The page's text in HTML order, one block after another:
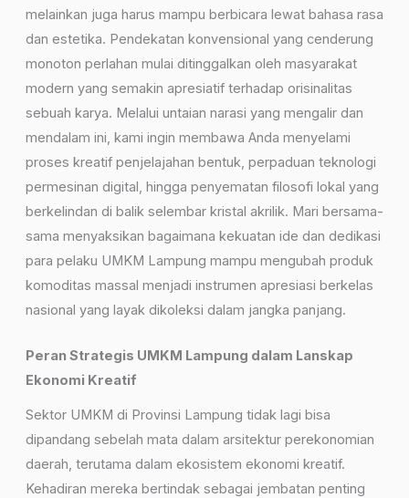
melainkan juga harus mampu berbicara lewat bahasa rasa
dan estetika. Pendekatan konvensional yang cenderung
monoton perlahan mulai ditinggalkan oleh masyarakat
modern yang semakin apresiatif terhadap orisinalitas
sebuah karya. Melalui untaian narasi yang mengalir dan
mendalam ini, kami ingin membawa Anda menyelami
proses kreatif penjelajahan bentuk, perpaduan teknologi
permesinan digital, hingga penyematan filosofi lokal yang
berkelindan di balik selembar kristal akrilik. Mari bersama-
sama menyaksikan bagaimana kekuatan ide dan dedikasi
para pelaku UMKM Lampung mampu mengubah produk
komoditas massal menjadi instrumen apresiasi berkelas
nasional yang layak dikoleksi dalam jangka panjang.
Peran Strategis UMKM Lampung dalam Lanskap
Ekonomi Kreatif
Sektor UMKM di Provinsi Lampung tidak lagi bisa
dipandang sebelah mata dalam arsitektur perekonomian
daerah, terutama dalam ekosistem ekonomi kreatif.
Kehadiran mereka bertindak sebagai jembatan penting